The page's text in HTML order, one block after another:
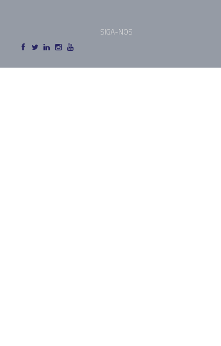
SIGA-NOS